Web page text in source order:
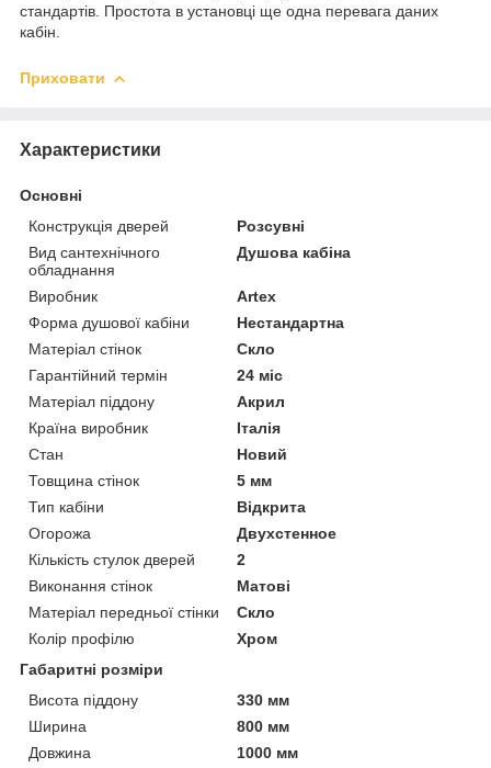
стандартів. Простота в установці ще одна перевага даних
кабін.
Приховати
Характеристики
Основні
Конструкція дверей
Розсувні
Вид сантехнічного
обладнання
Душова кабіна
Виробник
Artex
Форма душової кабіни
Нестандартна
Матеріал стінок
Скло
Гарантійний термін
24 міс
Матеріал піддону
Акрил
Країна виробник
Італія
Стан
Новий
Товщина стінок
5 мм
Тип кабіни
Відкрита
Огорожа
Двухстенное
Кількість стулок дверей
2
Виконання стінок
Матові
Матеріал передньої стінки
Скло
Колір профілю
Хром
Габаритні розміри
Висота піддону
330 мм
Ширина
800 мм
Довжина
1000 мм